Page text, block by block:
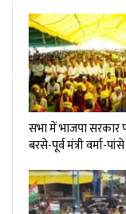
सभा में भाजपा
बरसे-पूर्व मंत्री वर्मा-पांसे